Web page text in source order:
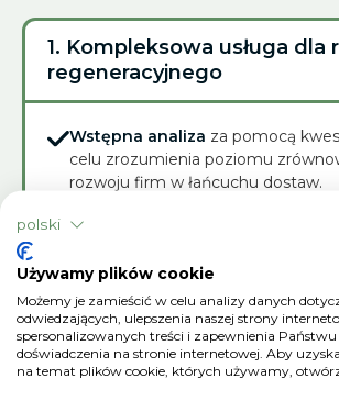
1. Kompleksowa usługa dla
regeneracyjnego
Wstępna analiza za pomocą
celu zrozumienia poziomu
rozwoju firm w łańcuchu dostaw.
Ciągłe wsparcie
techniczny.
Identyfikacja gospodarstw
projektupilotażowego i wybór pól
polski
Używamy plików cookie
Możemy je zamieścić w celu analizy danych
odwiedzających, ulepszenia naszej strony
spersonalizowanych treści i zapewnienia Państwu
doświadczenia na stronie internetowej. Aby
na temat plików cookie, których używamy,